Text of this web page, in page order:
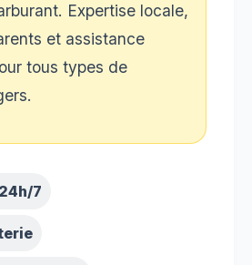
Expertise locale,
et assistance
tous types de
7